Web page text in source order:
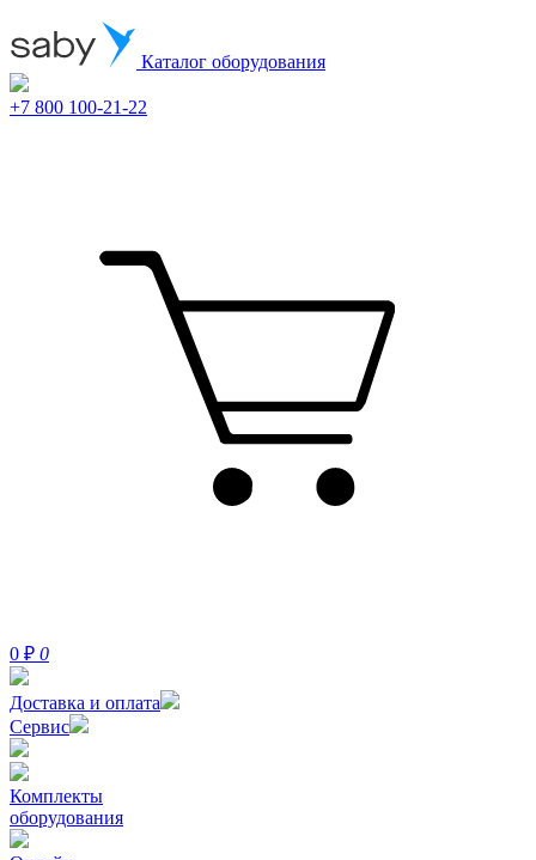
Каталог оборудования
+7 800 100-21-22
0 ₽ 0
Доставка и оплата
Сервис
Комплекты
оборудования